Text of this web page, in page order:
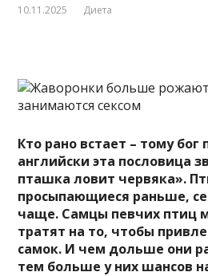
10.11.2025 Диета
Кто рано встает – тому бог
английски эта пословица
пташка ловит червяка».
просыпающиеся раньше,
чаще. Самцы певчих птиц
тратят на то, чтобы
самок. И чем дольше они
тем больше у них шансов